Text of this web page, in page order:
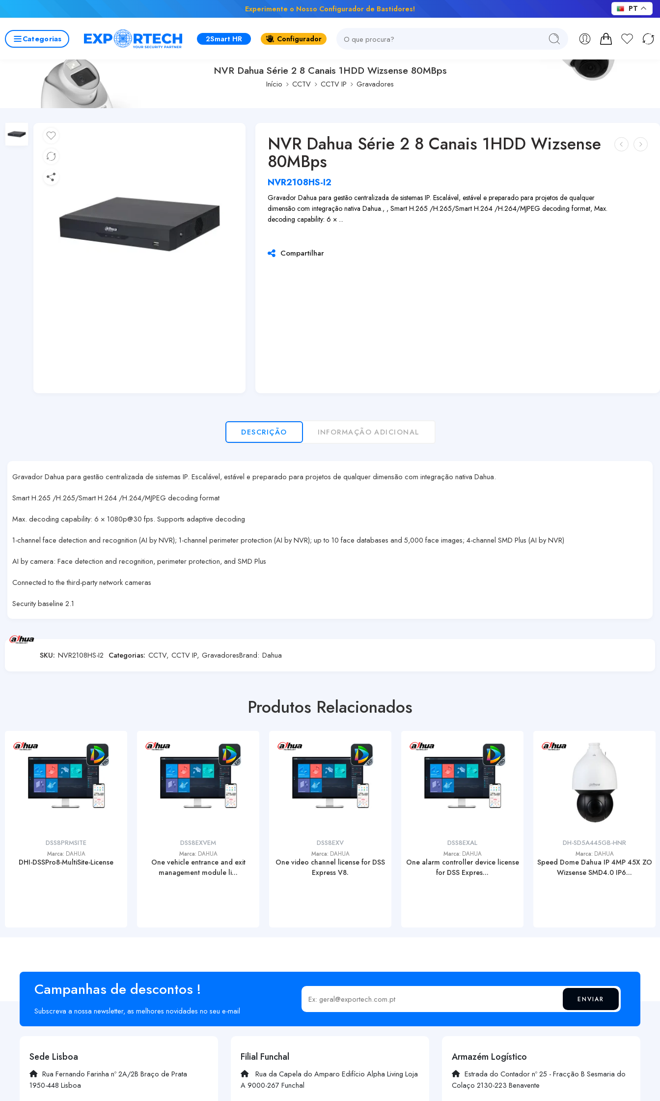
Experimente o Nosso Configurador de Bastidores!
Categorias 2Smart HR Configurador
NVR Dahua Série 2 8 Canais 1HDD Wizsense 80MBps
Início CCTV CCTV IP Gravadores
NVR Dahua Série 2 8 Canais 1HDD Wizsense
80MBps
NVR2108HS-I2
Gravador Dahua para gestão centralizada de sistemas IP. Escalável, estável e preparado para projetos de qualquer
dimensão com integração nativa Dahua., , Smart H.265 /H.265/Smart H.264 /H.264/MJPEG decoding format, Max.
decoding capability: 6 × ...
Compartilhar
DESCRIÇÃO INFORMAÇÃO ADICIONAL
Gravador Dahua para gestão centralizada de sistemas IP. Escalável, estável e preparado para projetos de qualquer dimensão com integração nativa Dahua.
Smart H.265 /H.265/Smart H.264 /H.264/MJPEG decoding format
Max. decoding capability: 6 × 1080p@30 fps. Supports adaptive decoding
1-channel face detection and recognition (AI by NVR); 1-channel perimeter protection (AI by NVR); up to 10 face databases and 5,000 face images; 4-channel SMD Plus (AI by NVR)
AI by camera: Face detection and recognition, perimeter protection, and SMD Plus
Connected to the third-party network cameras
Security baseline 2.1
SKU: NVR2108HS-I2 Categorias: CCTV, CCTV IP, GravadoresBrand: Dahua
Produtos Relacionados
DSS8PRMSITE
Marca: DAHUA
DHI-DSSPro8-MultiSite-License
DSS8EXVEM
Marca: DAHUA
One vehicle entrance and exit
management module li...
DSS8EXV
Marca: DAHUA
One video channel license for DSS
Express V8.
DSS8EXAL
Marca: DAHUA
One alarm controller device license
for DSS Expres...
DH-SD5A445GB-HNR
Marca: DAHUA
Speed Dome Dahua IP 4MP 45X ZO
Wizsense SMD4.0 IP6...
Campanhas de descontos !
Subscreva a nossa newsletter, as melhores novidades no seu e-mail
Insira o seu email ENVIAR
Sede Lisboa
Rua Fernando Farinha nº 2A/2B Braço de Prata
1950-448 Lisboa
Filial Funchal
Rua da Capela do Amparo Edifício Alpha Living Loja
A 9000-267 Funchal
Armazém Logístico
Estrada do Contador nº 25 - Fracção B Sesmaria do
Colaço 2130-223 Benavente
PT